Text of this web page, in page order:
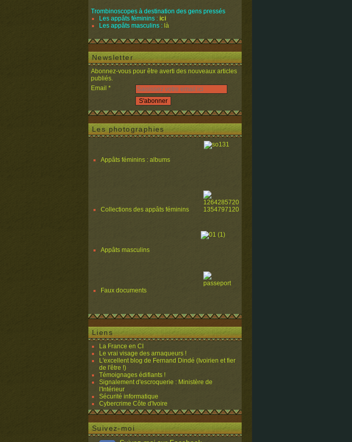
Trombinoscopes à destination des gens pressés
Les appâts féminins : ici
Les appâts masculins : là
Newsletter
Abonnez-vous pour être averti des nouveaux articles
publiés.
Email
Les photographies
Appâts féminins : albums
Collections des appâts féminins
Appâts masculins
Faux documents
Liens
La France en CI
Le vrai visage des arnaqueurs !
L'excellent blog de Fernand Dindé (Ivoirien et fier
de l'être !)
Témoignages édifiants !
Signalement d'escroquerie : Ministère de
l'Intérieur
Sécurité informatique
Cybercrime Côte d'Ivoire
Suivez-moi